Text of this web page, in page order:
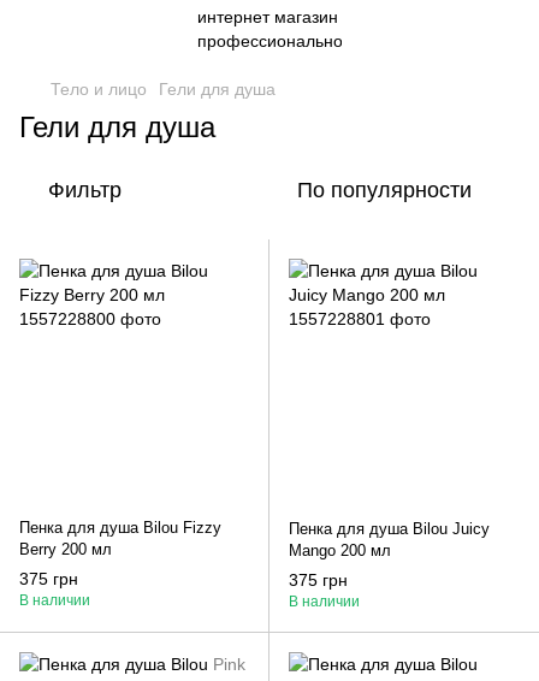
Тело и лицо Гели для душа
Гели для душа
Фильтр По популярности
Пенка для душа Bilou Fizzy
Berry 200 мл
375 грн
В наличии
Пенка для душа Bilou Juicy
Mango 200 мл
375 грн
В наличии